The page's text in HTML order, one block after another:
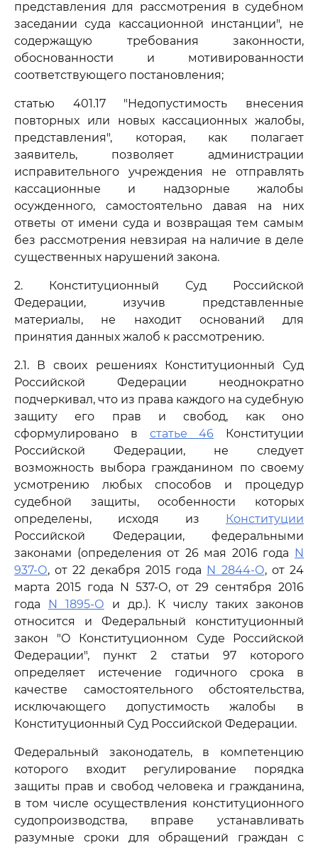
представления для рассмотрения в судебном
заседании суда кассационной инстанции", не
содержащую требования законности,
обоснованности и мотивированности
соответствующего постановления;
статью 401.17 "Недопустимость внесения
повторных или новых кассационных жалобы,
представления", которая, как полагает
заявитель, позволяет администрации
исправительного учреждения не отправлять
кассационные и надзорные жалобы
осужденного, самостоятельно давая на них
ответы от имени суда и возвращая тем самым
без рассмотрения невзирая на наличие в деле
существенных нарушений закона.
2. Конституционный Суд Российской
Федерации, изучив представленные
материалы, не находит оснований для
принятия данных жалоб к рассмотрению.
2.1. В своих решениях Конституционный Суд
Российской Федерации неоднократно
подчеркивал, что из права каждого на судебную
защиту его прав и свобод, как оно
сформулировано в статье 46 Конституции
Российской Федерации, не следует
возможность выбора гражданином по своему
усмотрению любых способов и процедур
судебной защиты, особенности которых
определены, исходя из
Конституции
Российской Федерации, федеральными
законами (определения от 26 мая 2016 года N
937-О, от 22 декабря 2015 года N 2844-О, от 24
марта 2015 года N 537-О, от 29 сентября 2016
года N 1895-О и др.). К числу таких законов
относится и Федеральный конституционный
закон "О Конституционном Суде Российской
Федерации", пункт 2 статьи 97 которого
определяет истечение годичного срока в
качестве самостоятельного обстоятельства,
исключающего допустимость жалобы в
Конституционный Суд Российской Федерации.
Федеральный законодатель, в компетенцию
которого входит регулирование порядка
защиты прав и свобод человека и гражданина,
в том числе осуществления конституционного
судопроизводства, вправе устанавливать
разумные сроки для обращений граждан с